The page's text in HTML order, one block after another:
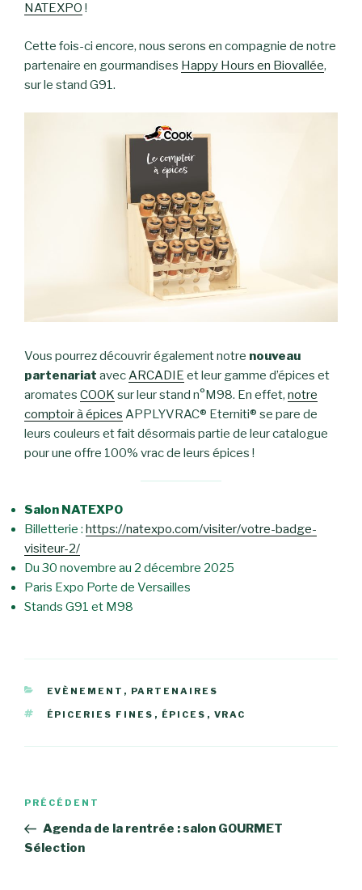
NATEXPO !
Cette fois-ci encore, nous serons en compagnie de notre
partenaire en gourmandises Happy Hours en Biovallée,
sur le stand G91.
Vous pourrez découvrir également notre nouveau
partenariat avecARCADIE et leur gamme d’épices et
aromates COOK sur leur stand n°M98. En effet, notre
comptoir à épices APPLYVRAC® Eterniti® se pare de
leurs couleurs et fait désormais partie de leur catalogue
pour une offre 100% vrac de leurs épices !
Salon NATEXPO
Billetterie : https://natexpo.com/visiter/votre-badge-
visiteur-2/
Du 30 novembre au 2 décembre 2025
Paris Expo Porte de Versailles
Stands G91 et M98
CATÉGORIES
EVÈNEMENT , PARTENAIRES
ÉTIQUETTES
ÉPICERIES FINES , ÉPICES , VRAC
Navigation
l’article
Article
précédent
PRÉCÉDENT
Agenda de la rentrée : salon GOURMET
Sélection